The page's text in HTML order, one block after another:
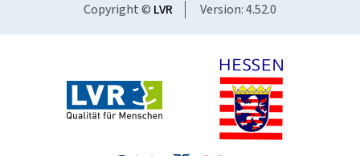
Copyright © LVR Version: 4.52.0